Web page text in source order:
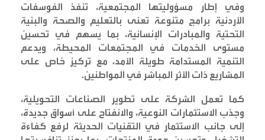
وفي إطار مسؤوليتها المجتمعية، تنفذ الفوسفات
الأردنية برامج متنوعة تعنى بالتعليم والصحة والبنية
التحتية والمبادرات الإنسانية، بما يسهم في تحسين
مستوى الخدمات في المجتمعات المحيطة، ويدعم
التنمية المستدامة طويلة الأمد، مع تركيز خاص على
المشاريع ذات الأثر المباشر في المواطنين.
كما تعمل الشركة على تطوير الصناعات التحويلية،
وجذب الاستثمارات النوعية، والانفتاح على أسواق جديدة،
إلى جانب الاستثمار في التقنيات الحديثة لرفع كفاءة